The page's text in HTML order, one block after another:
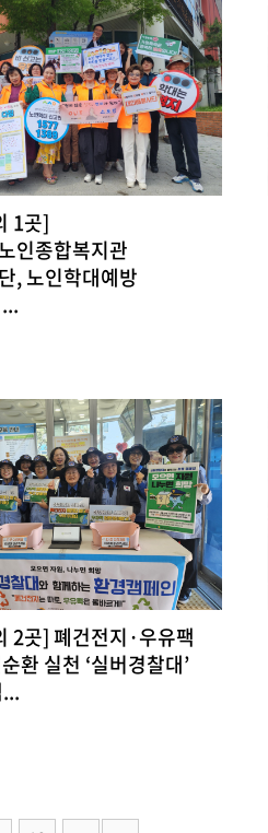
1곳]
인종합복지관
, 노인학대예방
2곳] 폐건전지·우유팩
환 실천 ‘실버경찰대’